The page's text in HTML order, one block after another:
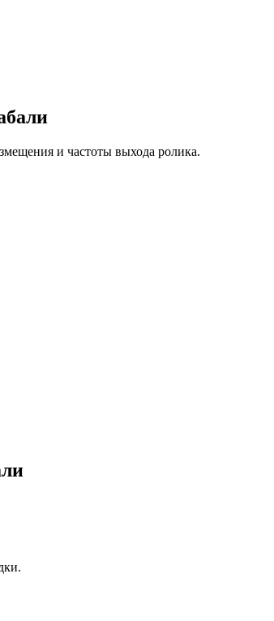
и частоты выхода ролика.